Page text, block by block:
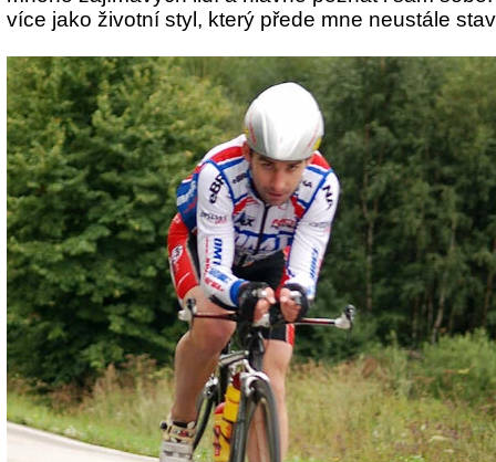
více jako životní styl, který přede mne neustále